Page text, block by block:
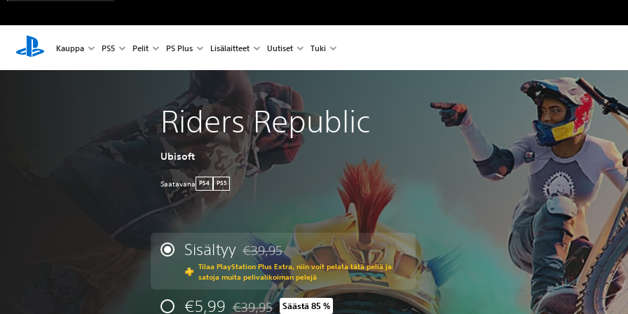
Kauppa PS5 Pelit PS Plus Lisälaitteet Uutiset Tuki
Riders Republic
Ubisoft
Saatavana PS4 PS5
Sisältyy Alennettu alkuperäisestä hinnasta €39,95
€39,95
Tilaa PlayStation Plus Extra, niin voit pelata tätä peliä ja
satoja muita pelivalikoiman pelejä
€5,99 €39,95 Säästä 85 %